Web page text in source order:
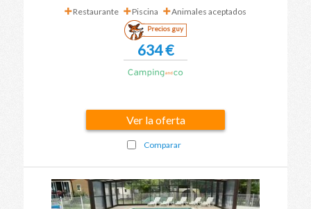
Restaurante
Piscina Animales aceptados
Precios guy
634 €
Ver la oferta
Comparar